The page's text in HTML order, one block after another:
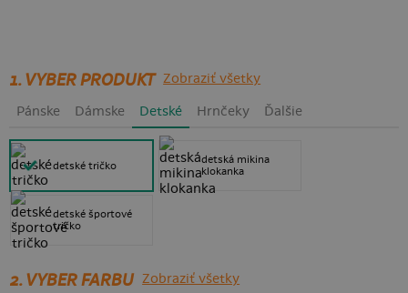
1. VYBER PRODUKT Zobraziť všetky
Pánske Dámske Detské Hrnčeky Ďalšie
detské tričko
detské športové
tričko
detská mikina
klokanka
2. VYBER FARBU Zobraziť všetky